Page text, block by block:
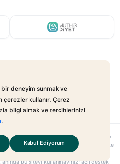
Hakları Saklıdır.
sağlık platformudur; hastane veya klinik
ilişkilerini kolaylaştırmayı amaçlar. Site
tıbbi teşhis veya tedavi yerine geçmez.
anında bu siteyi kullanmayınız;acil destek
deneyim sunmak ve
kullanır. Çerez
bilgi almak ve tercihlerinizi
.
Kabul Ediyorum